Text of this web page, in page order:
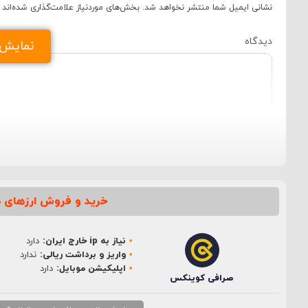
نشانی ایمیل شما منتشر نخواهد شد. بخش‌های موردنیاز علامت‌گذاری شده‌اند
نام*
خرید و فروش ارزهای
صرافی کوینکس
نیاز به ip خارج ایران:
دارد
واریز و برداشت ریالی: ندارد
اپلیکیشن موبایل: دارد